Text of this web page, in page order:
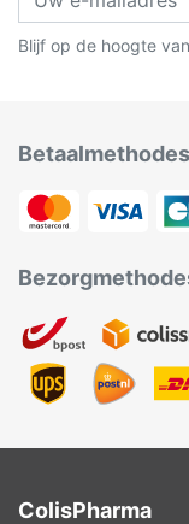
Blijf op de hoogte
Betaalmethodes
ColisPharma